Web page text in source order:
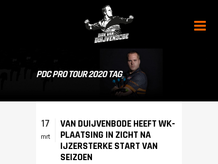
PDC PRO TOUR 2020 TAG
17
mrt
VAN DUIJVENBODE HEEFT WK-
PLAATSING IN ZICHT NA
IJZERSTERKE START VAN
SEIZOEN